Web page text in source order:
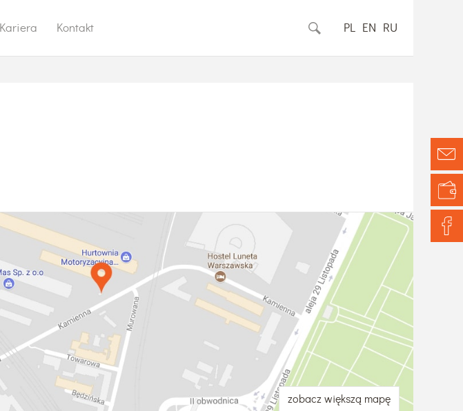
Kariera Kontakt PL EN RU
zobacz większą mapę